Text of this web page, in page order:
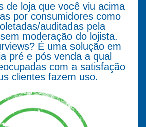
de loja que você viu acima
por consumidores como
auditadas pela
moderação do lojista.
É uma solução em
pré e pós venda a qual
com a satisfação
clientes fazem uso.